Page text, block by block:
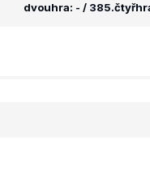
dvouhra: - / 385.